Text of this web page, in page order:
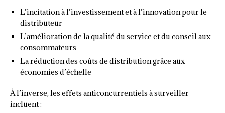
L’incitation à l’investissement et à l’innovation pour le
distributeur
L’amélioration de la qualité du service et du conseil aux
consommateurs
La réduction des coûts de distribution grâce aux
économies d’échelle
À l’inverse, les effets anticoncurrentiels à surveiller
incluent :